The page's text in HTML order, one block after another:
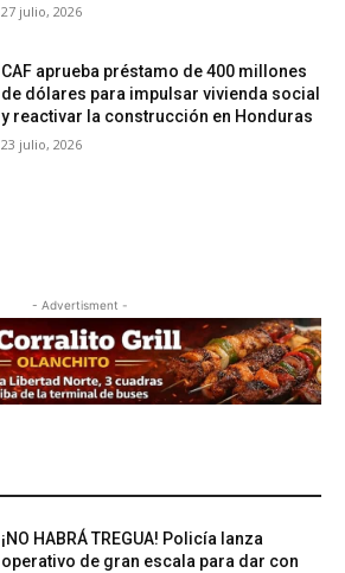
27 julio, 2026
CAF aprueba préstamo de 400 millones
de dólares para impulsar vivienda social
y reactivar la construcción en Honduras
23 julio, 2026
- Advertisment -
¡NO HABRÁ TREGUA! Policía lanza
operativo de gran escala para dar con